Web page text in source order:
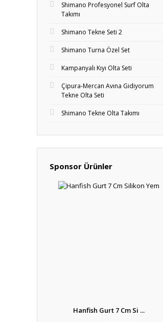
Shimano Profesyonel Surf Olta
Takımı
Shimano Tekne Seti 2
Shimano Turna Özel Set
Kampanyalı Kıyı Olta Seti
Çipura-Mercan Avına Gidiyorum
Tekne Olta Seti
Shimano Tekne Olta Takımı
Sponsor Ürünler
Hanfish Gurt 7 Cm Si ...